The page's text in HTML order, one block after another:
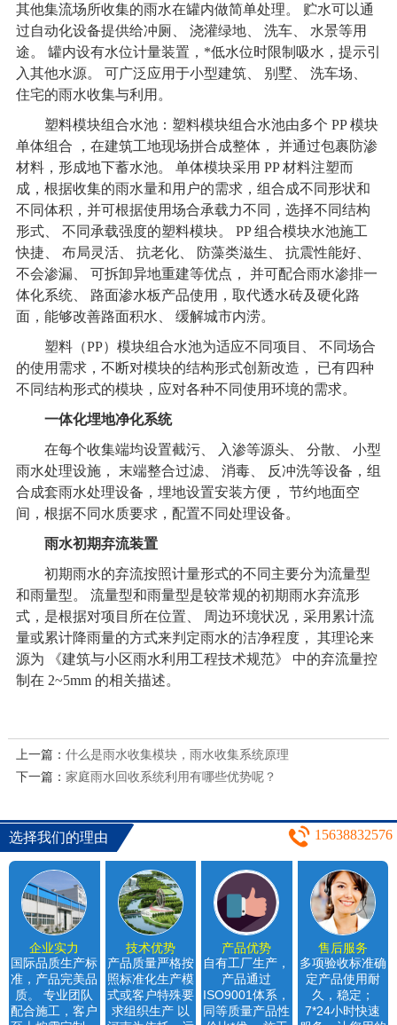
其他集流场所收集的雨水在罐内做简单处理。 贮水可以通
过自动化设备提供给冲厕、 浇灌绿地、 洗车、 水景等用
途。 罐内设有水位计量装置，*低水位时限制吸水，提示引
入其他水源。 可广泛应用于小型建筑、 别墅、 洗车场、
住宅的雨水收集与利用。
塑料模块组合水池：塑料模块组合水池由多个 PP 模块
单体组合 ，在建筑工地现场拼合成整体， 并通过包裹防渗
材料，形成地下蓄水池。 单体模块采用 PP 材料注塑而
成，根据收集的雨水量和用户的需求，组合成不同形状和
不同体积，并可根据使用场合承载力不同，选择不同结构
形式、 不同承载强度的塑料模块。 PP 组合模块水池施工
快捷、 布局灵活、 抗老化、 防藻类滋生、 抗震性能好、
不会渗漏、 可拆卸异地重建等优点， 并可配合雨水渗排一
体化系统、 路面渗水板产品使用，取代透水砖及硬化路
面，能够改善路面积水、 缓解城市内涝。
塑料（PP）模块组合水池为适应不同项目、 不同场合
的使用需求，不断对模块的结构形式创新改造， 已有四种
不同结构形式的模块，应对各种不同使用环境的需求。
一体化埋地净化系统
在每个收集端均设置截污、 入渗等源头、 分散、 小型
雨水处理设施， 末端整合过滤、 消毒、 反冲洗等设备，组
合成套雨水处理设备，埋地设置安装方便， 节约地面空
间，根据不同水质要求，配置不同处理设备。
雨水初期弃流装置
初期雨水的弃流按照计量形式的不同主要分为流量型
和雨量型。 流量型和雨量型是较常规的初期雨水弃流形
式，是根据对项目所在位置、 周边环境状况，采用累计流
量或累计降雨量的方式来判定雨水的洁净程度， 其理论来
源为 《建筑与小区雨水利用工程技术规范》 中的弃流量控
制在 2~5mm 的相关描述。
上一篇： 什么是雨水收集模块，雨水收集系统原理
下一篇： 家庭雨水回收系统利用有哪些优势呢？
选择我们的理由 15638832576
企业实力
国际品质生产标
准，产品完美品
质。 专业团队
配合施工，客户
技术优势
产品质量严格按
照标准化生产模
式或客户特殊要
求组织生产 以
产品优势
自有工厂生产，
产品通过
ISO9001体系，
同等质量产品性
售后服务
多项验收标准确
定产品使用耐
久，稳定；
7*24小时快速